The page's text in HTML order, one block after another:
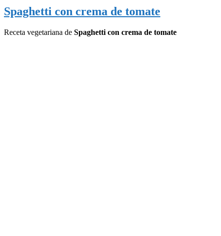
Spaghetti con crema de tomate
Receta vegetariana de Spaghetti con crema de tomate